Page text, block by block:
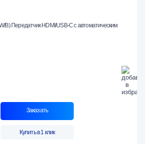
B) Передатчик HDMI/USB-C с автоматическим
Заказать
Купить в 1 клик